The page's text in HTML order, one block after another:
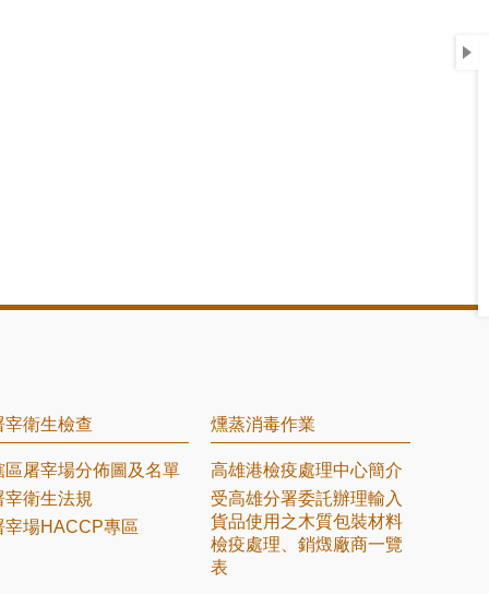
宰衛生檢查
區屠宰場分佈圖及名單
宰衛生法規
宰場HACCP專區
燻蒸消毒作業
高雄港檢疫處理中心簡介
受高雄分署委託辦理輸入
貨品使用之木質包裝材料
檢疫處理、銷燬廠商一覽
表